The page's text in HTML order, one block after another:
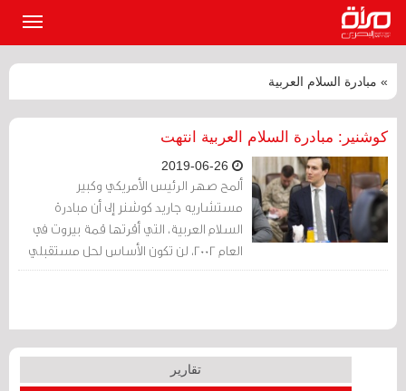
» مبادرة السلام العربية
كوشنير: مبادرة السلام العربية انتهت
ألمح صهر الرئيس الأمريكي وكبير
مستشاريه جاريد كوشنر إلى أن مبادرة
السلام العربية، التي أقرتها قمة بيروت في
العام 2002، لن تكون الأساس لحل مستقبلي
للأزمة الفلسطينية.
تقارير